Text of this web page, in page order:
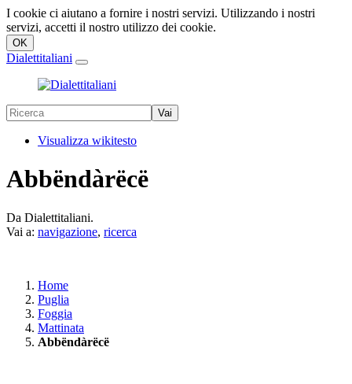
I cookie ci aiutano a fornire i nostri servizi. Utilizzando i nostri
servizi, accetti il nostro utilizzo dei cookie.
Dialettitaliani
Visualizza wikitesto
Abbëndàrëcë
Da Dialettitaliani.
Vai a: navigazione, ricerca
Home
Puglia
Foggia
Mattinata
Abbëndàrëcë